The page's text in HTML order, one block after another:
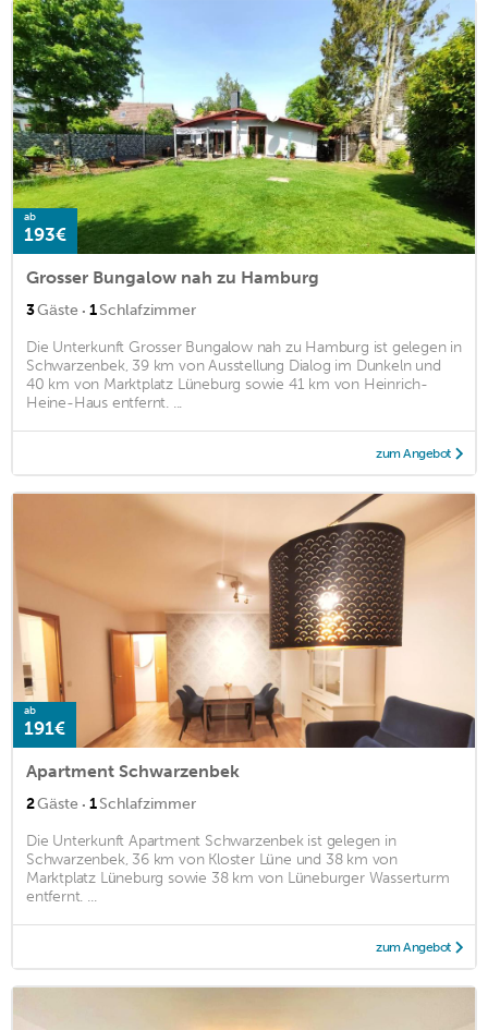
ab
193€
Grosser Bungalow nah zu Hamburg
3Gäste · 1Schlafzimmer
Die Unterkunft Grosser Bungalow nah zu Hamburg ist gelegen in
Schwarzenbek, 39 km von Ausstellung Dialog im Dunkeln und
40 km von Marktplatz Lüneburg sowie 41 km von Heinrich-
Heine-Haus entfernt. ...
zum Angebot
ab
191€
Apartment Schwarzenbek
2Gäste · 1Schlafzimmer
Die Unterkunft Apartment Schwarzenbek ist gelegen in
Schwarzenbek, 36 km von Kloster Lüne und 38 km von
Marktplatz Lüneburg sowie 38 km von Lüneburger Wasserturm
entfernt. ...
zum Angebot